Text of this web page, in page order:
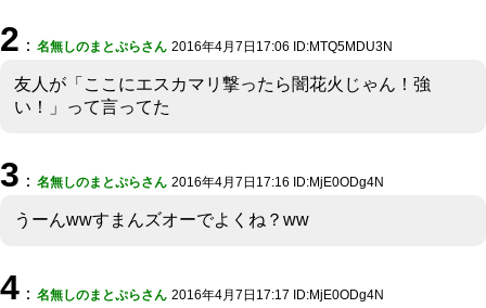
2 ： 名無しのまとぷらさん 2016年4月7日17:06 ID:MTQ5MDU3N
友人が「ここにエスカマリ撃ったら闇花火じゃん！強
い！」って言ってた
3 ： 名無しのまとぷらさん 2016年4月7日17:16 ID:MjE0ODg4N
うーんwwすまんズオーでよくね？ww
4 ： 名無しのまとぷらさん 2016年4月7日17:17 ID:MjE0ODg4N